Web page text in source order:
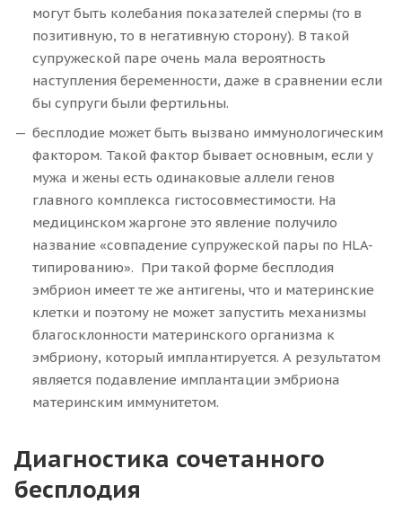
могут быть колебания показателей спермы (то в
позитивную, то в негативную сторону). В такой
супружеской паре очень мала вероятность
наступления беременности, даже в сравнении если
бы супруги были фертильны.
бесплодие может быть вызвано иммунологическим
фактором. Такой фактор бывает основным, если у
мужа и жены есть одинаковые аллели генов
главного комплекса гистосовместимости. На
медицинском жаргоне это явление получило
название «совпадение супружеской пары по HLA-
типированию». При такой форме бесплодия
эмбрион имеет те же антигены, что и материнские
клетки и поэтому не может запустить механизмы
благосклонности материнского организма к
эмбриону, который имплантируется. А результатом
является подавление имплантации эмбриона
материнским иммунитетом.
Диагностика сочетанного
бесплодия